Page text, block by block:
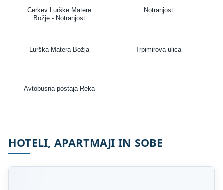
Cerkev Lurške Matere
Božje - Notranjost
Notranjost
Lurška Matera Božja Trpimirova ulica
Avtobusna postaja Reka
HOTELI, APARTMAJI IN SOBE